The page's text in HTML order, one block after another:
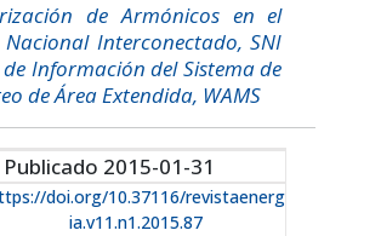
de Armónicos en el
Nacional Interconectado, SNI
Información del Sistema de
de Área Extendida, WAMS
Publicado 2015-01-31
doi.org/10.37116/revistaenerg
ia.v11.n1.2015.87